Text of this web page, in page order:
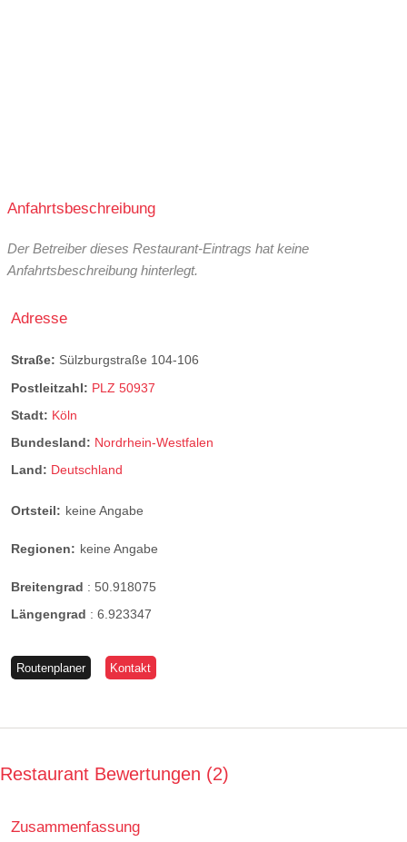
Anfahrtsbeschreibung
Der Betreiber dieses Restaurant-Eintrags hat keine
Anfahrtsbeschreibung hinterlegt.
Adresse
Straße: Sülzburgstraße 104-106
Postleitzahl: PLZ 50937
Stadt: Köln
Bundesland: Nordrhein-Westfalen
Land: Deutschland
Ortsteil: keine Angabe
Regionen: keine Angabe
Breitengrad : 50.918075
Längengrad : 6.923347
Routenplaner Kontakt
Restaurant Bewertungen 2
Zusammenfassung